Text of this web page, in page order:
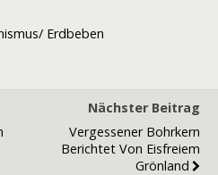
Erdbeben
Nächster Beitrag
Vergessener Bohrkern
Berichtet Von Eisfreiem
Grönland